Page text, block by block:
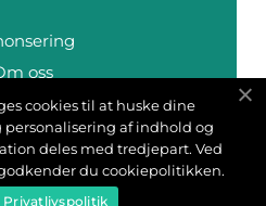
oss
oss
cookies til at huske dine
af indhold og
deles med tredjepart. Ved
du cookiepolitikken.
Privatlivspolitik